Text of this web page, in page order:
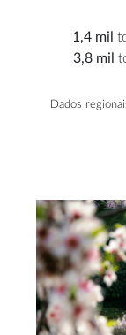
1,4 mil
3,8 mil
Dados